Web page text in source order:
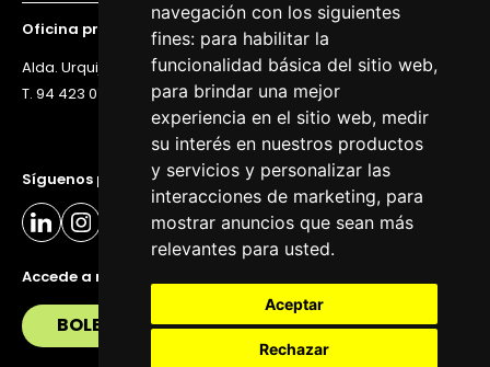
navegación con los siguientes
fines: para habilitar la
funcionalidad básica del sitio web,
para brindar una mejor
experiencia en el sitio web, medir
su interés en nuestros productos
y servicios y personalizar las
interacciones de marketing, para
mostrar anuncios que sean más
relevantes para usted.
Aceptar
Rechazar
Síguenos para estar al día
Accede a nuestra newsletter
BOLETÍN
Oficina principal
Alda. Urquijo 36, 6ª planta, 48011 Bilbao
T. 94 423 07 43